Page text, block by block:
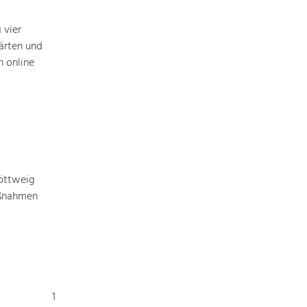
vier
und
online
1